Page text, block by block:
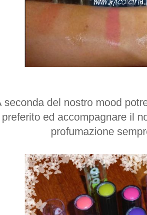
seconda del nostro mood
preferito ed accompagnare il
profumazione